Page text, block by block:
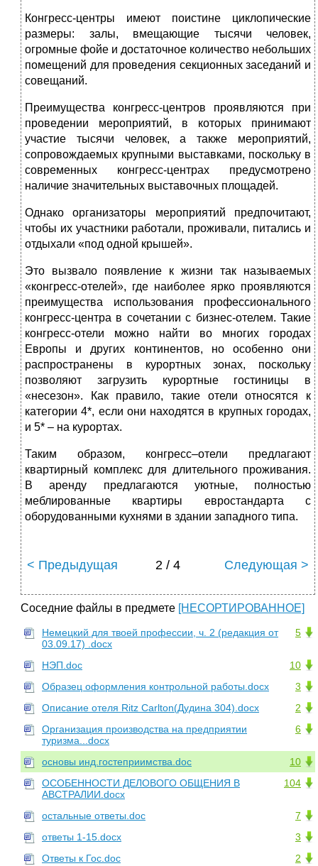
Конгресс-центры имеют поистине циклопические
размеры: залы, вмещающие тысячи человек,
огромные фойе и достаточное количество небольших
помещений для проведения секционных заседаний и
совещаний.
Преимущества конгресс-центров проявляются при
проведении мероприятий, в которых принимают
участие тысячи человек, а также мероприятий,
сопровождаемых крупными выставками, поскольку в
современных конгресс-центрах предусмотрено
наличие значительных выставочных площадей.
Однако организаторы мероприятий предпочитают,
чтобы их участники работали, проживали, питались и
отдыхали «под одной крышей».
Это вызвало появление к жизни так называемых
«конгресс-отелей», где наиболее ярко проявляются
преимущества использования профессионального
конгресс-центра в сочетании с бизнес-отелем. Такие
конгресс-отели можно найти во многих городах
Европы и других континентов, но особенно они
распространены в курортных зонах, поскольку
позволяют загрузить курортные гостиницы в
«несезон». Как правило, такие отели относятся к
категории 4*, если они находятся в крупных городах,
и 5* – на курортах.
Таким образом, конгресс–отели предлагают
квартирный комплекс для длительного проживания.
В аренду предлагаются уютные, полностью
меблированные квартиры евростандарта с
оборудованными кухнями в здании западного типа.
< Предыдущая 2 / 4 Следующая >
Соседние файлы в предмете [НЕСОРТИРОВАННОЕ]
5
Немецкий для твоей профессии, ч. 2 (редакция от
03.09.17) .docx
10
НЭП.doc
3
Образец оформления контрольной работы.docx
2
Описание отеля Ritz Carlton(Дудина 304).docx
6
Организация производства на предприятии
туризма...docx
10
основы инд.гостеприимства.doc
104
ОСОБЕННОСТИ ДЕЛОВОГО ОБЩЕНИЯ В
АВСТРАЛИИ.docx
7
остальные ответы.doc
3
ответы 1-15.docx
2
Ответы к Гос.doc